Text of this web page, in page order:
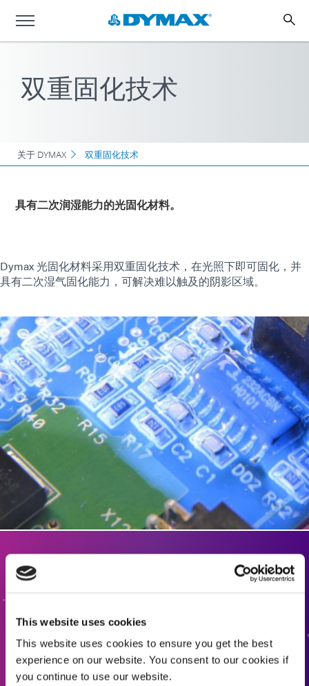
This website uses cookies
This website uses cookies to ensure you get the best
experience on our website. You consent to our cookies if
you continue to use our website.
双重固化技术
关于 DYMAX 双重固化技术
具有二次润湿能力的光固化材料。
Dymax 光固化材料采用双重固化技术，在光照下即可固化，并
具有二次湿气固化能力，可解决难以触及的阴影区域。
联系我们